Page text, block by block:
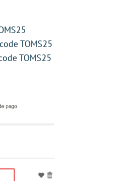
TOMS25
TOMS25